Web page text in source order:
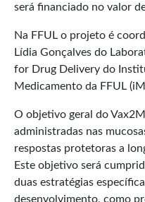
será financiado no valor
Na FFUL o projeto é
Lídia Gonçalves do
for Drug Delivery do
Medicamento da FFUL
O objetivo geral do
administradas nas
respostas protetoras a
Este objetivo será
duas estratégias
desenvolvimento, como